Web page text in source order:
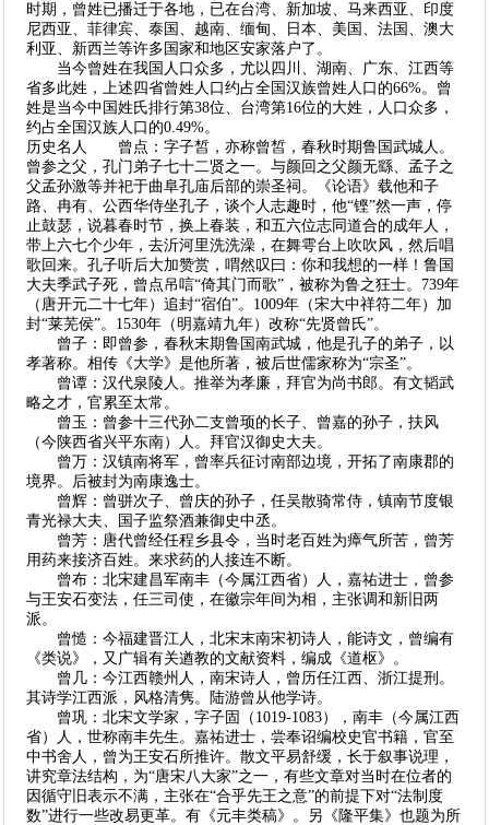
时期，曾姓已播迁于各地，已在台湾、新加坡、马来西亚、印度
尼西亚、菲律宾、泰国、越南、缅甸、日本、美国、法国、澳大
利亚、新西兰等许多国家和地区安家落户了。
当今曾姓在我国人口众多，尤以四川、湖南、广东、江西等
省多此姓，上述四省曾姓人口约占全国汉族曾姓人口的66%。曾
姓是当今中国姓氏排行第38位、台湾第16位的大姓，人口众多，
约占全国汉族人口的0.49%。
历史名人 曾点：字子皙，亦称曾皙，春秋时期鲁国武城人。
曾参之父，孔门弟子七十二贤之一。与颜回之父颜无繇、孟子之
父孟孙激等并祀于曲阜孔庙后部的崇圣祠。《论语》载他和子
路、冉有、公西华侍坐孔子，谈个人志趣时，他“铿”然一声，停
止鼓瑟，说暮春时节，换上春装，和五六位志同道合的成年人，
带上六七个少年，去沂河里洗洗澡，在舞雩台上吹吹风，然后唱
歌回来。孔子听后大加赞赏，喟然叹曰：你和我想的一样！鲁国
大夫季武子死，曾点吊唁“倚其门而歌”，被称为鲁之狂士。739年
（唐开元二十七年）追封“宿伯”。1009年（宋大中祥符二年）加
封“莱芜侯”。1530年（明嘉靖九年）改称“先贤曾氏”。
曾子：即曾参，春秋末期鲁国南武城，他是孔子的弟子，以
孝著称。相传《大学》是他所著，被后世儒家称为“宗圣”。
曾谭：汉代泉陵人。推举为孝廉，拜官为尚书郎。有文韬武
略之才，官累至太常。
曾玉：曾参十三代孙二支曾顼的长子、曾嘉的孙子，扶风
（今陕西省兴平东南）人。拜官汉御史大夫。
曾万：汉镇南将军，曾率兵征讨南部边境，开拓了南康郡的
境界。后被封为南康逸士。
曾辉：曾骈次子、曾庆的孙子，任吴散骑常侍，镇南节度银
青光禄大夫、国子监祭酒兼御史中丞。
曾芳：唐代曾经任程乡县令，当时老百姓为瘴气所苦，曾芳
用药来接济百姓。来求药的人接连不断。
曾布：北宋建昌军南丰（今属江西省）人，嘉祐进士，曾参
与王安石变法，任三司使，在徽宗年间为相，主张调和新旧两
派。
曾慥：今福建晋江人，北宋末南宋初诗人，能诗文，曾编有
《类说》，又广辑有关遒教的文献资料，编成《道枢》。
曾几：今江西赣州人，南宋诗人，曾历任江西、浙江提刑。
其诗学江西派，风格清隽。陆游曾从他学诗。
曾巩：北宋文学家，字子固（1019-1083），南丰（今属江西
省）人，世称南丰先生。嘉祐进士，尝奉诏编校史官书籍，官至
中书舍人，曾为王安石所推许。散文平易舒缓，长于叙事说理，
讲究章法结构，为“唐宋八大家”之一，有些文章对当时在位者的
因循守旧表示不满，主张在“合乎先王之意”的前提下对“法制度
数”进行一些改易更革。有《元丰类稿》。另《隆平集》也题为所